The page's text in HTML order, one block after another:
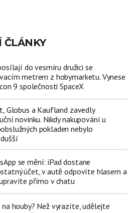
ČLÁNKY
do vesmíru družici se
metrem z hobymarketu. Vynese
9 společnosti SpaceX
Globus a Kaufland zavedly
novinku. Nikdy nakupování u
pokladen nebylo
se mění: iPad dostane
účet, v autě odpovíte hlasem a
přímo v chatu
na houby? Než vyrazíte, udělejte